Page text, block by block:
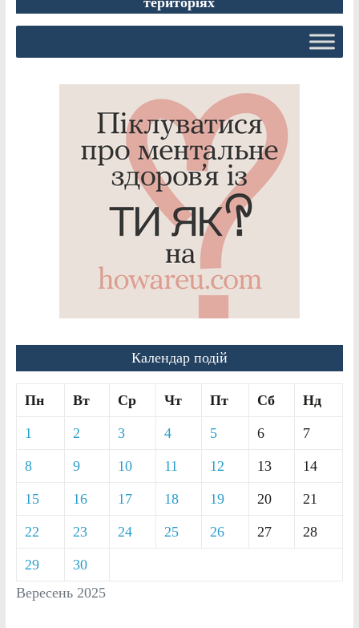
Календар подій
Вересень 2025
Пн Вт Ср Чт Пт Сб Нд
1 2 3 4 5 6 7
8 9 10 11 12 13 14
15 16 17 18 19 20 21
22 23 24 25 26 27 28
29 30